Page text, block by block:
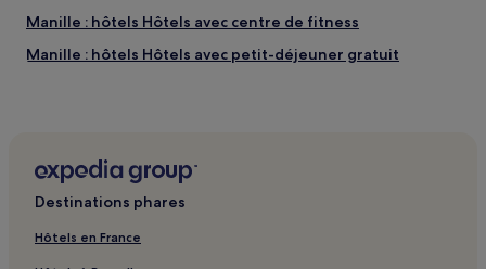
Manille : hôtels Hôtels avec centre de fitness
Manille : hôtels Hôtels avec petit-déjeuner gratuit
Manille : hôtels Hôtels LGBTQIA+ friendly
Farmers Plaza : hôtels à proximité
New Frontier Theater : hôtels à proximité
Destinations phares
Hôtels en France